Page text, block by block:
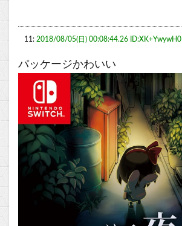
11: 2018/08/05(日) 00:08:44.26 ID:XK+YwywH0
パッケージかわいい